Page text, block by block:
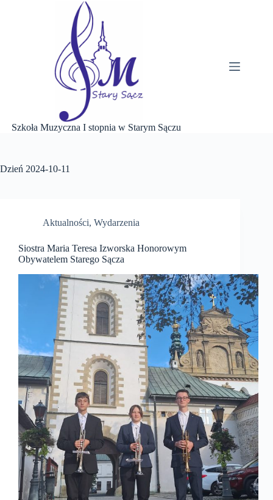
Szkoła Muzyczna I stopnia w Starym Sączu
Dzień 2024-10-11
Aktualności, Wydarzenia
Siostra Maria Teresa Izworska Honorowym
Obywatelem Starego Sącza